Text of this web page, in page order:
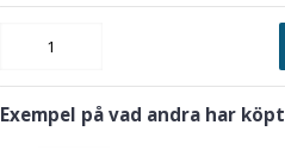
Exempel på vad andra har köpt